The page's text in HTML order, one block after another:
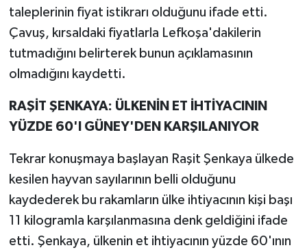
taleplerinin fiyat istikrarı olduğunu ifade etti.
Çavuş, kırsaldaki fiyatlarla Lefkoşa'dakilerin
tutmadığını belirterek bunun açıklamasının
olmadığını kaydetti.
RAŞİT ŞENKAYA: ÜLKENİN ET İHTİYACININ
YÜZDE 60'I GÜNEY'DEN KARŞILANIYOR
Tekrar konuşmaya başlayan Raşit Şenkaya ülkede
kesilen hayvan sayılarının belli olduğunu
kaydederek bu rakamların ülke ihtiyacının kişi başı
11 kilogramla karşılanmasına denk geldiğini ifade
etti. Şenkaya, ülkenin et ihtiyacının yüzde 60'ının